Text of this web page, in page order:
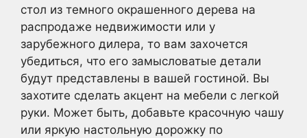
стол из темного окрашенного дерева на
распродаже недвижимости или у
зарубежного дилера, то вам захочется
убедиться, что его замысловатые детали
будут представлены в вашей гостиной. Вы
захотите сделать акцент на мебели с легкой
руки. Может быть, добавьте красочную чашу
или яркую настольную дорожку по